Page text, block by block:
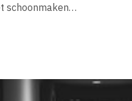
schoonmaken…